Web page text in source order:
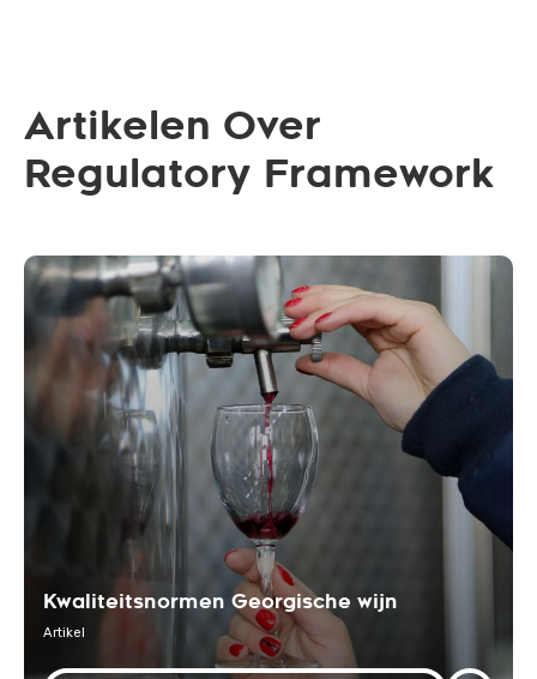
Artikelen Over
Regulatory Framework
Kwaliteitsnormen Georgische wijn
Artikel